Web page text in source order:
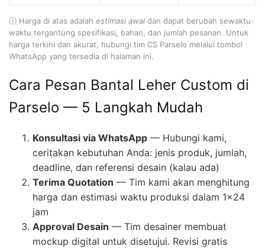
ⓘ Harga di atas adalah estimasi awal dan dapat berubah sewaktu-
waktu tergantung spesifikasi, bahan, dan jumlah pesanan. Untuk
harga terkini dan akurat, hubungi tim CS Parselo melalui tombol
WhatsApp yang tersedia di halaman ini.
Cara Pesan Bantal Leher Custom di
Parselo — 5 Langkah Mudah
Konsultasi via WhatsApp — Hubungi kami,
ceritakan kebutuhan Anda: jenis produk, jumlah,
deadline, dan referensi desain (kalau ada)
Terima Quotation — Tim kami akan menghitung
harga dan estimasi waktu produksi dalam 1×24
jam
Approval Desain — Tim desainer membuat
mockup digital untuk disetujui. Revisi gratis